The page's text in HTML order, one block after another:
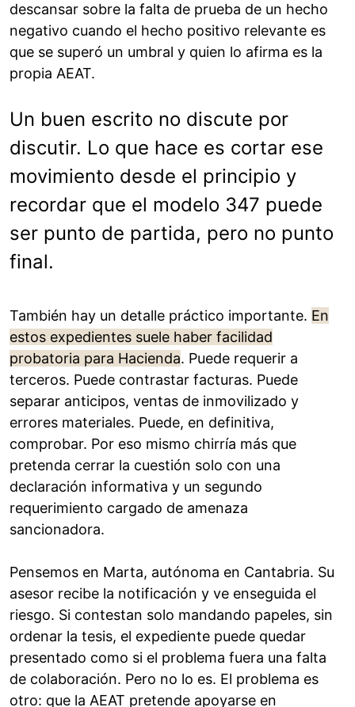
descansar sobre la falta de prueba de un hecho
negativo cuando el hecho positivo relevante es
que se superó un umbral y quien lo afirma es la
propia AEAT.
Un buen escrito no discute por
discutir. Lo que hace es cortar ese
movimiento desde el principio y
recordar que el modelo 347 puede
ser punto de partida, pero no punto
final.
También hay un detalle práctico importante. En
estos expedientes suele haber facilidad
probatoria para Hacienda. Puede requerir a
terceros. Puede contrastar facturas. Puede
separar anticipos, ventas de inmovilizado y
errores materiales. Puede, en definitiva,
comprobar. Por eso mismo chirría más que
pretenda cerrar la cuestión solo con una
declaración informativa y un segundo
requerimiento cargado de amenaza
sancionadora.
Pensemos en Marta, autónoma en Cantabria. Su
asesor recibe la notificación y ve enseguida el
riesgo. Si contestan solo mandando papeles, sin
ordenar la tesis, el expediente puede quedar
presentado como si el problema fuera una falta
de colaboración. Pero no lo es. El problema es
otro: que la AEAT pretende apoyarse en